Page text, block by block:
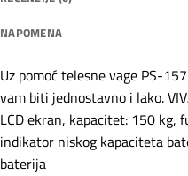
NAPOMENA
Uz pomoć telesne vage PS-
vam biti jednostavno i lako.
LCD ekran, kapacitet: 150 kg,
indikator niskog kapaciteta
baterija